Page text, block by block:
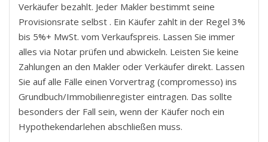
Verkäufer bezahlt. Jeder Makler bestimmt seine
Provisionsrate selbst . Ein Käufer zahlt in der Regel 3%
bis 5%+ MwSt. vom Verkaufspreis. Lassen Sie immer
alles via Notar prüfen und abwickeln. Leisten Sie keine
Zahlungen an den Makler oder Verkäufer direkt. Lassen
Sie auf alle Fälle einen Vorvertrag (compromesso) ins
Grundbuch/Immobilienregister eintragen. Das sollte
besonders der Fall sein, wenn der Käufer noch ein
Hypothekendarlehen abschließen muss.